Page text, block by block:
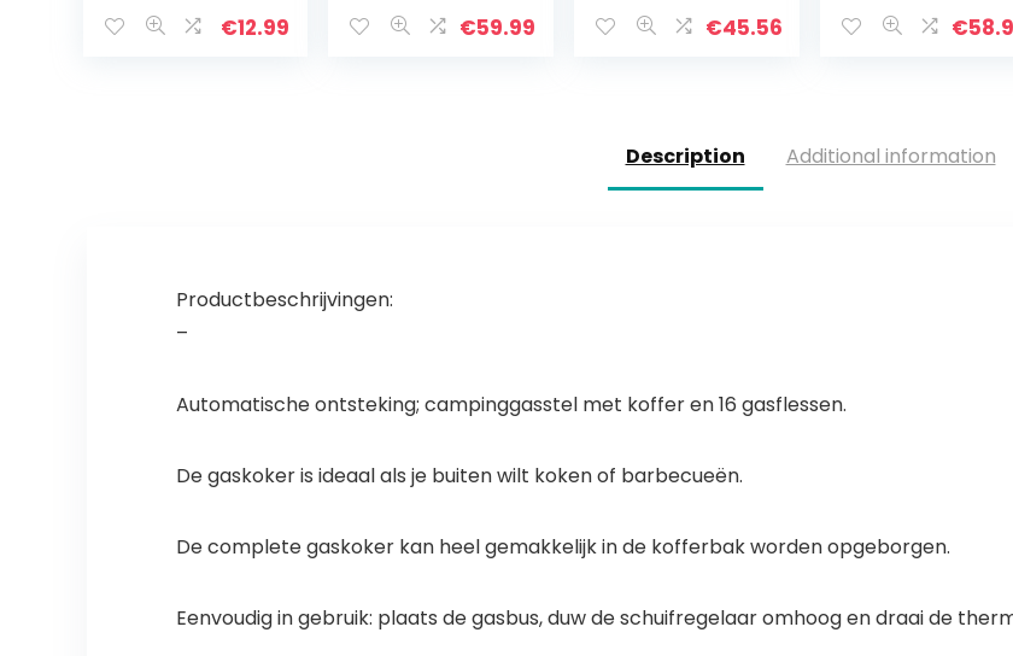
Camping Kachel
€12.99
€59.99
vreugdevuur Pit,
€45.56
€
Description Additional information
Productbeschrijvingen:
–
Automatische ontsteking; campinggasstel met koffer en 16 gasflessen.
De gaskoker is ideaal als je buiten wilt koken of barbecueën.
De complete gaskoker kan heel gemakkelijk in de kofferbak worden opgeborgen.
Eenvoudig in gebruik: plaats de gasbus, duw de schuifregelaar omhoog en draai de